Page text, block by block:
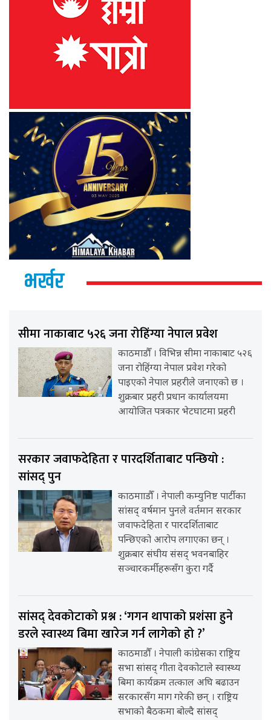
भर्खर
सीमा नाकाबाट ५२६ जना रोहिंग्या नेपाल प्रवेश
काठमाडौँ । विभिन्न सीमा नाकाबाट ५२६
जना रोहिंग्या नेपाल प्रवेश गरेको
पाइएको नेपाल प्रहरीले जनाएको छ ।
शुक्रबार प्रहरी प्रधान कार्यालयमा
आयोजित पत्रकार भेटघाटमा प्रहरी
सरकार जवाफदेहिता र पारदर्शिताबाट पन्छियो :
सांसद् पुन
काठमााडौँ । नेपाली कम्युनिष्ट पार्टीका
सांसद् वर्षमान पुनले वर्तमान सरकार
जवाफदेहिता र पारदर्शिताबाट
पन्छिएको आरोप लगाएका छन् ।
शुक्रबार संघीय संसद् भवनबाहिर
सञ्चारकर्मीहरूसँग कुरा गर्दै
सांसद् देवकोटाको प्रश्न : ‘गगन थापाको प्रशंसा हुने
डरले स्वास्थ्य बिमा खारेज गर्न लागेको हो ?’
काठमाडौँ । नेपाली कांग्रेसका राष्ट्रिय
सभा सांसद् गीता देवकोटाले स्वास्थ्य
बिमा कार्यक्रम तत्काल अघि बढाउन
सरकारसँग माग गरेकी छन् । राष्ट्रिय
सभाको बैठकमा बोल्दै सांसद्